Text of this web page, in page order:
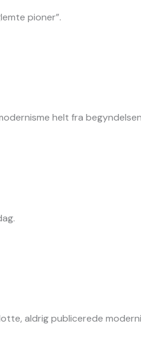
pioner”.
helt fra
aldrig publicerede